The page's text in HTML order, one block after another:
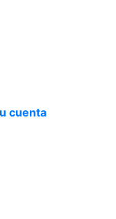
cuenta